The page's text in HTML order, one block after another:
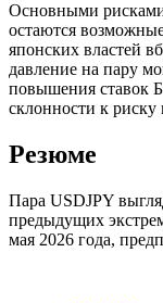
Основными
остаются
японских властей
давление на пару
повышения ставок
склонности к
Резюме
Пара USDJPY
предыдущих
мая 2026 года,